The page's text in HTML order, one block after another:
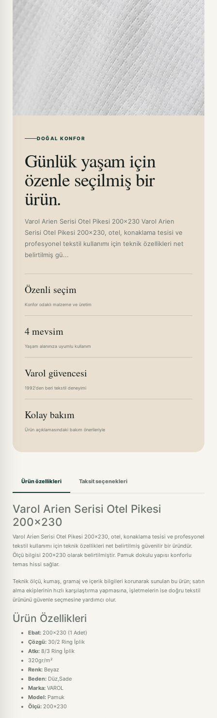
DOĞAL KONFOR
Günlük yaşam için
özenle seçilmiş bir
ürün.
Varol Arien Serisi Otel Pikesi 200x230 Varol Arien
Serisi Otel Pikesi 200x230, otel, konaklama tesisi ve
profesyonel tekstil kullanımı için teknik özellikleri net
belirtilmiş gü...
Özenli seçim
Konfor odaklı malzeme ve üretim
4 mevsim
Yaşam alanınıza uyumlu kullanım
Varol güvencesi
1992'den beri tekstil deneyimi
Kolay bakım
Ürün açıklamasındaki bakım önerileriyle
Ürün özellikleri Taksit seçenekleri
Varol Arien Serisi Otel Pikesi
200x230
Varol Arien Serisi Otel Pikesi 200x230, otel, konaklama tesisi ve profesyonel
tekstil kullanımı için teknik özellikleri net belirtilmiş güvenilir bir üründür.
Ölçü bilgisi 200x230 olarak belirtilmiştir. Pamuk dokulu yapısı konforlu
temas hissi sağlar.
Teknik ölçü, kumaş, gramaj ve içerik bilgileri korunarak sunulan bu ürün; satın
alma ekiplerinin hızlı karşılaştırma yapmasına, işletmelerin ise doğru tekstil
ürününü güvenle seçmesine yardımcı olur.
Ürün Özellikleri
Ebat: 200x230 (1 Adet)
Çözgü: 30/2 Ring İplik
Atkı: 8/3 Ring İplik
320gr/m²
Renk: Beyaz
Beden: Düz,Sade
Marka: VAROL
Model: Pamuk
Ölçü: 200x230